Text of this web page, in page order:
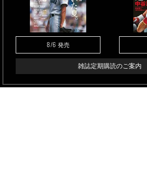
8/6 発売
雑誌定期購読のご案内